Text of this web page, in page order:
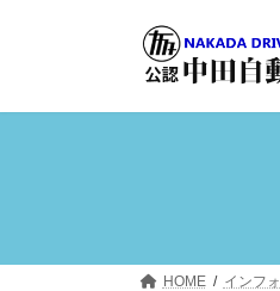
ツ
シ
HOME インフ